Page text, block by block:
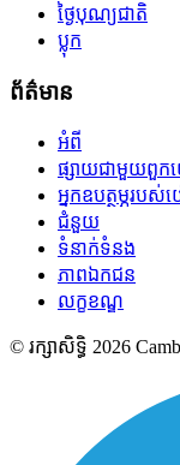
ថ្ងៃបុណ្យជាតិ
ប្លុក
ព័ត៌មាន
អំពី
ផ្សាយជាមួយពួក
អ្នកឧបត្ថម្ភរបស់
ជំនួយ
ទំនាក់ទំនង
ភាពឯកជន
លក្ខខណ្ឌ
© រក្សាសិទ្ធិ 2026